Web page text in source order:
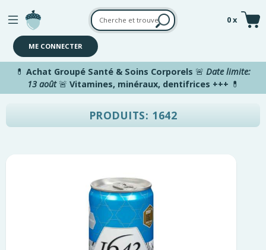
Aller au contenu principal
0 x
ME CONNECTER
💊 Achat Groupé Santé & Soins Corporels 🚨 Date limite:
13 août🚨 Vitamines, minéraux, dentifrices +++ 💊
PRODUITS: 1642